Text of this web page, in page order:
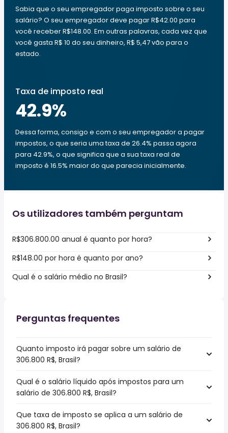
Sabia que o seu empregador paga imposto sobre o seu
salário? O seu empregador deve pagar R$42.00 para
você receber R$148.00. Em outras palavras, cada vez que
você gasta R$ 10 do seu dinheiro, R$ 5,47 vão para o
estado.
Taxa de imposto real
42.9%
Dessa forma, consigo e com o seu empregador a pagar
impostos, o que seria uma taxa de 26.4% passa agora
para 42.9%, o que significa que a sua taxa real de
imposto é 16.5% maior do que parecia inicialmente.
Os utilizadores também perguntam
R$306.800.00 anual é quanto por hora?
R$148.00 por hora é quanto por ano?
Qual é o salário médio no Brasil?
Perguntas frequentes
Quanto imposto irá pagar sobre um salário de
306.800 R$, Brasil?
Qual é o salário líquido após impostos para um
salário de 306.800 R$, Brasil?
Que taxa de imposto se aplica a um salário de
306.800 R$, Brasil?